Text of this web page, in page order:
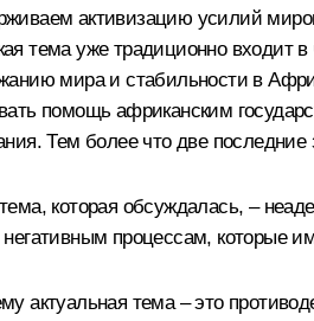
активизацию усилий
тема уже традиционно входит
мира и стабильности в
помощь африканским
Тем более что две
которая обсуждалась, –
процессам, которые
актуальная тема – это